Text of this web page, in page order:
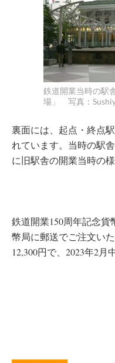
鉄道開業当時の駅
場」 写真：
裏面には、起点・終点
れています。当時の駅
に旧駅舎の開業当時の
鉄道開業150周年記念貨
幣局に郵送でご注文い
12,300円で、2023年2月